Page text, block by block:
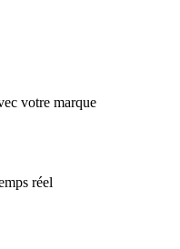
votre marque
réel